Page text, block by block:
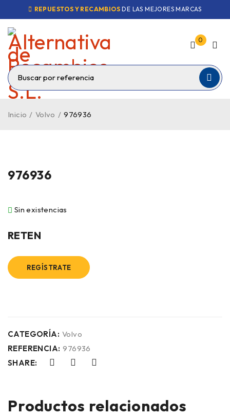
REPUESTOS Y RECAMBIOS DE LAS MEJORES MARCAS
0
Inicio / Volvo / 976936
976936
Sin existencias
RETEN
REGÍSTRATE
CATEGORÍA: Volvo
REFERENCIA: 976936
SHARE:
Productos relacionados